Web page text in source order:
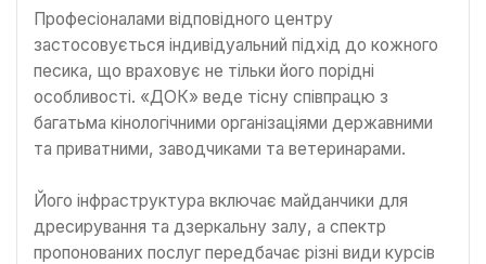
Професіоналами відповідного центру
застосовується індивідуальний підхід до кожного
песика, що враховує не тільки його порідні
особливості. «ДОК» веде тісну співпрацю з
багатьма кінологічними організаціями державними
та приватними, заводчиками та ветеринарами.
Його інфраструктура включає майданчики для
дресирування та дзеркальну залу, а спектр
пропонованих послуг передбачає різні види курсів